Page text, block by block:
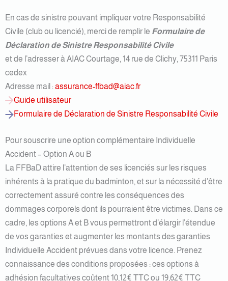
En cas de sinistre pouvant impliquer votre Responsabilité
Civile (club ou licencié), merci de remplir le Formulaire de
Déclaration de Sinistre Responsabilité Civile
et de l’adresser à AIAC Courtage, 14 rue de Clichy, 75311 Paris
cedex
Adresse mail :assurance-ffbad@aiac.fr
Guide utilisateur
Formulaire de Déclaration de Sinistre Responsabilité Civile
Pour souscrire une option complémentaire Individuelle
Accident – Option A ou B
La FFBaD attire l’attention de ses licenciés sur les risques
inhérents à la pratique du badminton, et sur la nécessité d’être
correctement assuré contre les conséquences des
dommages corporels dont ils pourraient être victimes. Dans ce
cadre, les options A et B vous permettront d’élargir l’étendue
de vos garanties et augmenter les montants des garanties
Individuelle Accident prévues dans votre licence. Prenez
connaissance des conditions proposées : ces options à
adhésion facultatives coûtent 10,12€ TTC ou 19,62€ TTC